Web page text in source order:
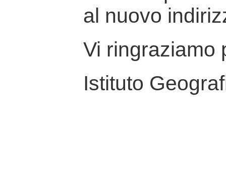
al nuovo
Vi ringraziamo
Istituto